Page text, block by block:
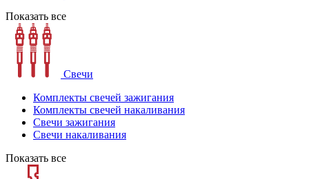
Показать все
Свечи
Комплекты свечей зажигания
Комплекты свечей накаливания
Свечи зажигания
Свечи накаливания
Показать все